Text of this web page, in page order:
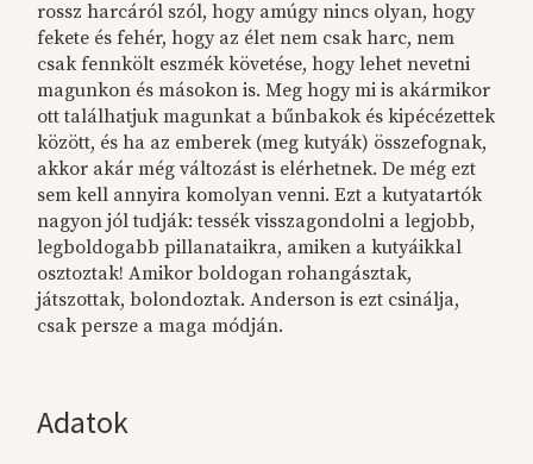
Adatok
rossz harcáról szól, hogy amúgy nincs olyan, hogy
fekete és fehér, hogy az élet nem csak harc, nem
csak fennkölt eszmék követése, hogy lehet nevetni
magunkon és másokon is.Meg hogymi is akármikor
ott találhatjuk magunkat a bűnbakok és kipécézettek
között, és ha az emberek (meg kutyák) összefognak,
akkor akár még változást is elérhetnek. De még ezt
sem kell annyira komolyan venni. Ezt a kutyatartók
nagyon jól tudják: tessék visszagondolni a legjobb,
legboldogabb pillanataikra, amiken a kutyáikkal
osztoztak! Amikor boldogan rohangásztak,
játszottak, bolondoztak. Anderson is ezt csinálja,
csak persze a maga módján.